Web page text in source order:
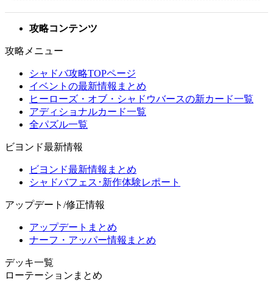
攻略コンテンツ
攻略メニュー
シャドバ攻略TOPページ
イベントの最新情報まとめ
ヒーローズ・オブ・シャドウバースの新カード一覧
アディショナルカード一覧
全パズル一覧
ビヨンド最新情報
ビヨンド最新情報まとめ
シャドバフェス･新作体験レポート
アップデート/修正情報
アップデートまとめ
ナーフ・アッパー情報まとめ
デッキ一覧
ローテーションまとめ